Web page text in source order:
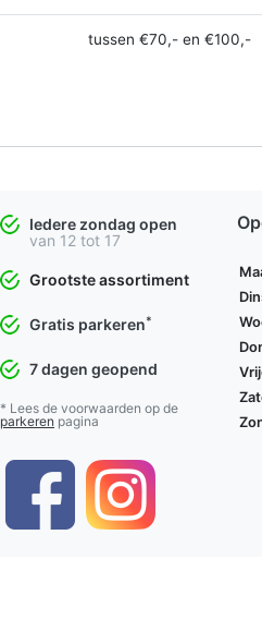
tussen €70,- en €100,-
Iedere zondag open
van 12 tot 17
Grootste assortiment
Gratis parkeren*
7 dagen geopend
* Lees de voorwaarden op de
parkeren pagina